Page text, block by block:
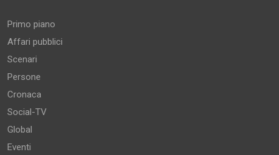
Primo piano
Affari pubblici
Scenari
Persone
Cronaca
Social-TV
Global
Eventi